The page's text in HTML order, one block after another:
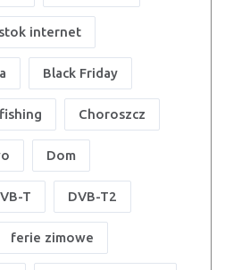
internet
Black Friday
Choroszcz
Dom
T DVB-T2
ferie zimowe